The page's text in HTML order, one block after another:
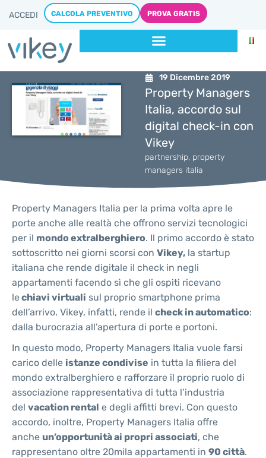
ACCEDI CALCOLA PREVENTIVO PROVA GRATIS
19 Dicembre 2019
Property Managers
Italia, accordo sul
digital check-in con
Vikey
partnership, property
managers italia
Property Managers Italia per la prima volta apre le
porte anche alle realtà che offrono servizi tecnologici
per il mondo extralberghiero. Il primo accordo è stato
sottoscritto nei giorni scorsi con Vikey, la startup
italiana che rende digitale il check in negli
appartamenti facendo sì che gli ospiti ricevano
lechiavi virtuali sul proprio smartphone prima
dell’arrivo. Vikey, infatti, rende il check in automatico:
dalla burocrazia all’apertura di porte e portoni.
In questo modo, Property Managers Italia vuole farsi
carico delle istanze condivise in tutta la filiera del
mondo extralberghiero e rafforzare il proprio ruolo di
associazione rappresentativa di tutta l’industria
del vacation rental e degli affitti brevi. Con questo
accordo, inoltre, Property Managers Italia offre
anche un’opportunità ai propri associati, che
rappresentano oltre 20mila appartamenti in 90 città.